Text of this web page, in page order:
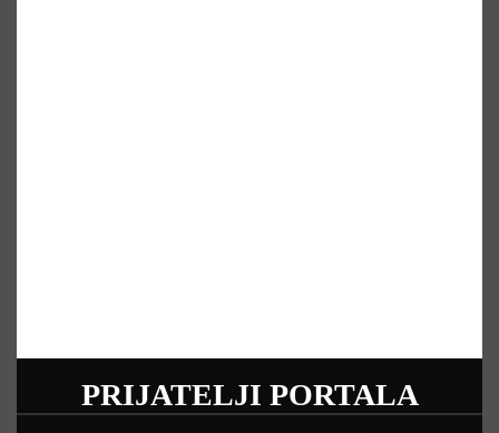
PRIJATELJI PORTALA